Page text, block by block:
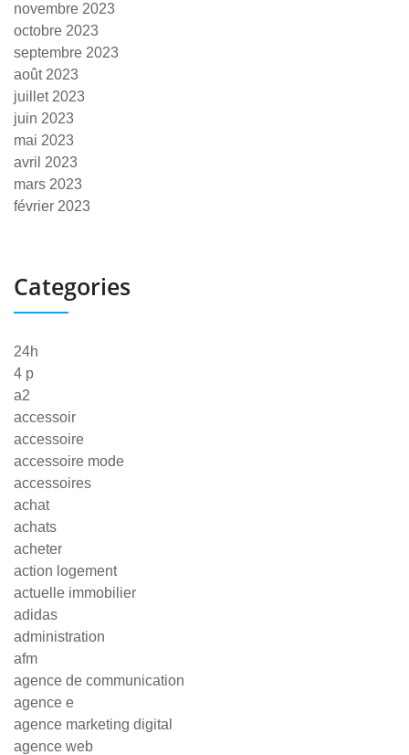
novembre 2023
octobre 2023
septembre 2023
août 2023
juillet 2023
juin 2023
mai 2023
avril 2023
mars 2023
février 2023
Categories
24h
4 p
a2
accessoir
accessoire
accessoire mode
accessoires
achat
achats
acheter
action logement
actuelle immobilier
adidas
administration
afm
agence de communication
agence e
agence marketing digital
agence web